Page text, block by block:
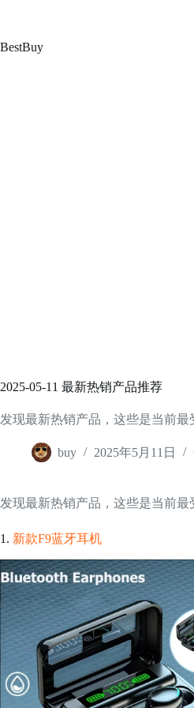
内
BestBuy
2025-05-11 最新热销产品推荐
发现最新热销产品，这些是当前
buy 2025年5月11日
发现最新热销产品，这些是当前
1. 新款F9蓝牙耳机